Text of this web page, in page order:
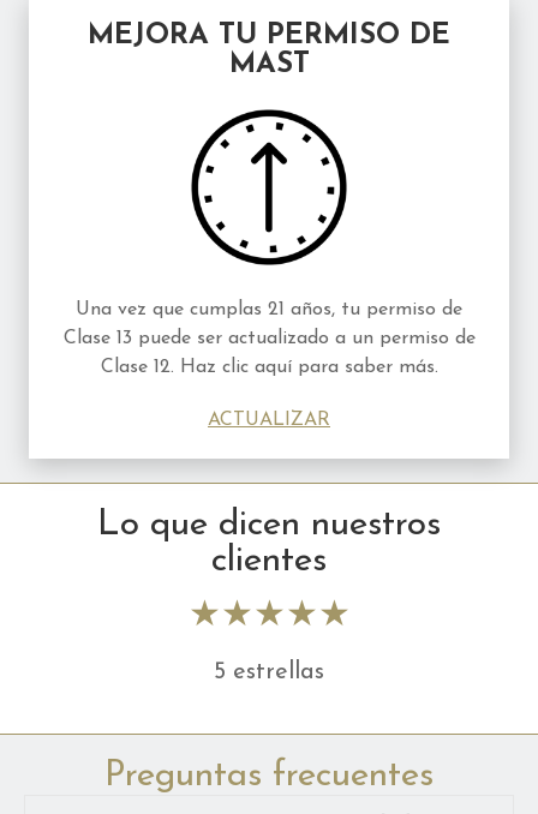
MEJORA TU PERMISO DE
MAST
Una vez que cumplas 21 años, tu permiso de
Clase 13 puede ser actualizado a un permiso de
Clase 12. Haz clic aquí para saber más.
ACTUALIZAR
Lo que dicen nuestros
clientes
★★★★★
5 estrellas
Preguntas frecuentes